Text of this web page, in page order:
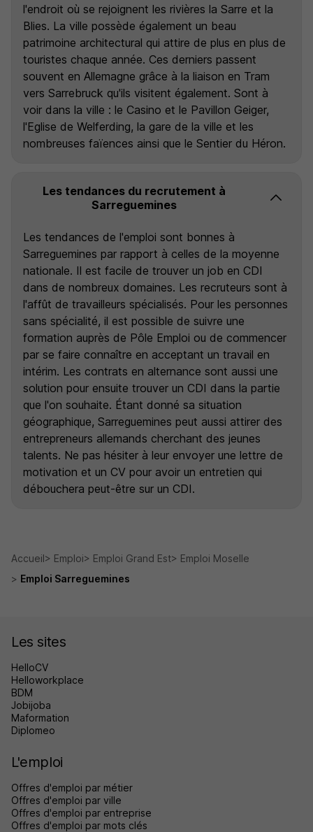
l'endroit où se rejoignent les rivières la Sarre et la
Blies. La ville possède également un beau
patrimoine architectural qui attire de plus en plus de
touristes chaque année. Ces derniers passent
souvent en Allemagne grâce à la liaison en Tram
vers Sarrebruck qu'ils visitent également. Sont à
voir dans la ville : le Casino et le Pavillon Geiger,
l'Eglise de Welferding, la gare de la ville et les
nombreuses faïences ainsi que le Sentier du Héron.
Les tendances du recrutement à
Sarreguemines
Les tendances de l'emploi sont bonnes à
Sarreguemines par rapport à celles de la moyenne
nationale. Il est facile de trouver un job en CDI
dans de nombreux domaines. Les recruteurs sont à
l'affût de travailleurs spécialisés. Pour les personnes
sans spécialité, il est possible de suivre une
formation auprès de Pôle Emploi ou de commencer
par se faire connaître en acceptant un travail en
intérim. Les contrats en alternance sont aussi une
solution pour ensuite trouver un CDI dans la partie
que l'on souhaite. Étant donné sa situation
géographique, Sarreguemines peut aussi attirer des
entrepreneurs allemands cherchant des jeunes
talents. Ne pas hésiter à leur envoyer une lettre de
motivation et un CV pour avoir un entretien qui
débouchera peut-être sur un CDI.
Accueil Emploi Emploi Grand Est
Emploi Moselle
Emploi Sarreguemines
Les sites
HelloCV
Helloworkplace
BDM
Jobijoba
Maformation
Diplomeo
L'emploi
Offres d'emploi par métier
Offres d'emploi par ville
Offres d'emploi par entreprise
Offres d'emploi par mots clés